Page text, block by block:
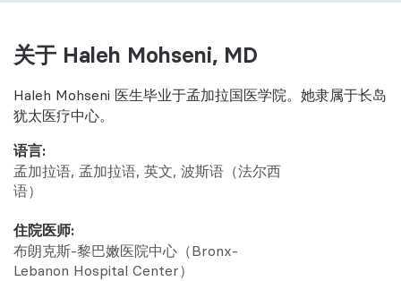
语言:
孟加拉语 孟加拉语 英文 波斯语（法尔西
语）
住院医师:
布朗克斯-黎巴嫩医院中心（Bronx-
Lebanon Hospital Center）
关于 Haleh Mohseni, MD
Haleh Mohseni 医生毕业于孟加拉国医学院。她隶属于长岛
犹太医疗中心。